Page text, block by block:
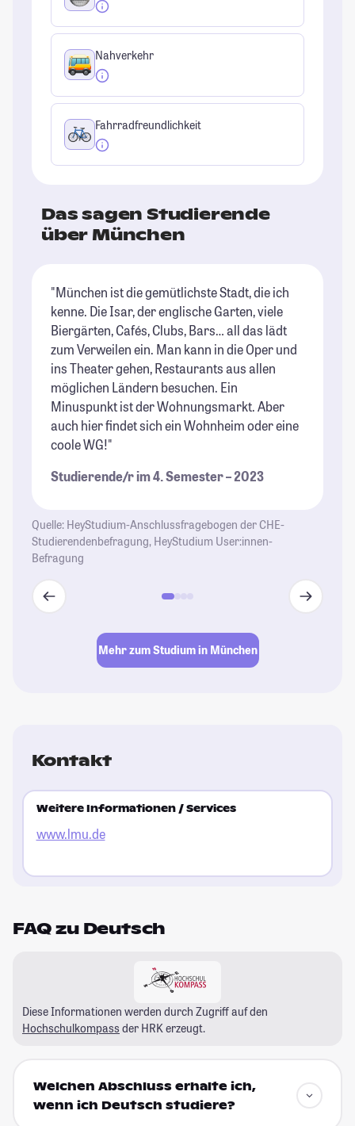
Nahverkehr
Fahrradfreundlichkeit
Das sagen Studierende
über München
"München ist die gemütlichste Stadt, die ich
kenne. Die Isar, der englische Garten, viele
Biergärten, Cafés, Clubs, Bars… all das lädt
zum Verweilen ein. Man kann in die Oper und
ins Theater gehen, Restaurants aus allen
möglichen Ländern besuchen. Ein
Minuspunkt ist der Wohnungsmarkt. Aber
auch hier findet sich ein Wohnheim oder eine
coole WG!"
Studierende/r im 4. Semester – 2023
Quelle: HeyStudium-Anschlussfragebogen der CHE-
Studierendenbefragung, HeyStudium User:innen-
Befragung
Mehr zum Studium in München
Kontakt
Weitere Informationen / Services
www.lmu.de
FAQ zu Deutsch
Diese Informationen werden durch Zugriff auf den
Hochschulkompass der HRK erzeugt.
Welchen Abschluss erhalte ich,
wenn ich Deutsch studiere?